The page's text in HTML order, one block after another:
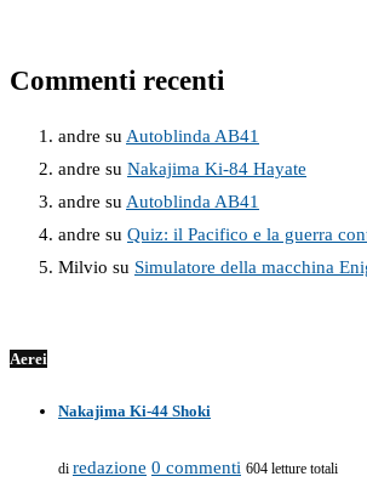
Commenti recenti
andre su Autoblinda AB41
andre su Nakajima Ki-84 Hayate
andre su Autoblinda AB41
andre su Quiz: il Pacifico e la guerra
Milvio su Simulatore della macchina
Aerei
Nakajima Ki-44 Shoki
di redazione 0 commenti 604 letture totali